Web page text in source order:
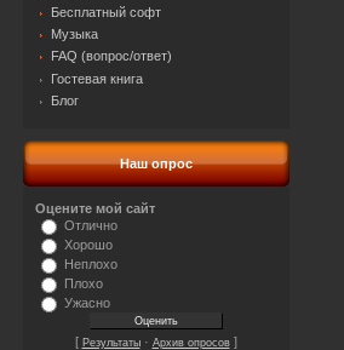
Бесплатный софт
Музыка
FAQ (вопрос/ответ)
Гостевая книга
Блог
Наш опрос
Оцените мой сайт
Отлично
Хорошо
Неплохо
Плохо
Ужасно
[ Результаты· Архив опросов]